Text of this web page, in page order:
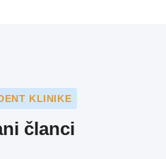
KLINIKE
članci